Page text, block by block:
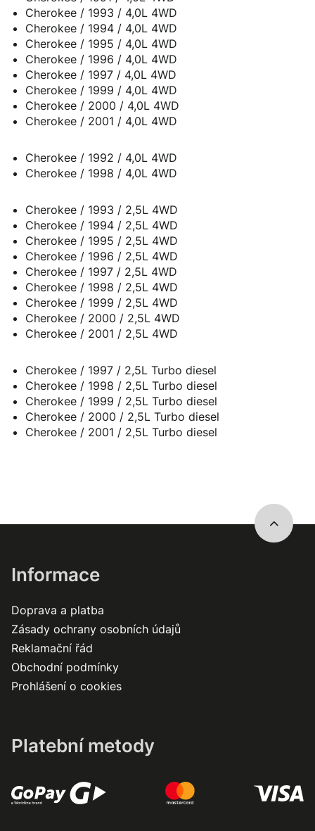
Cherokee / 1993 / 4,0L 4WD
Cherokee / 1994 / 4,0L 4WD
Cherokee / 1995 / 4,0L 4WD
Cherokee / 1996 / 4,0L 4WD
Cherokee / 1997 / 4,0L 4WD
Cherokee / 1999 / 4,0L 4WD
Cherokee / 2000 / 4,0L 4WD
Cherokee / 2001 / 4,0L 4WD
Cherokee / 1992 / 4,0L 4WD
Cherokee / 1998 / 4,0L 4WD
Cherokee / 1993 / 2,5L 4WD
Cherokee / 1994 / 2,5L 4WD
Cherokee / 1995 / 2,5L 4WD
Cherokee / 1996 / 2,5L 4WD
Cherokee / 1997 / 2,5L 4WD
Cherokee / 1998 / 2,5L 4WD
Cherokee / 1999 / 2,5L 4WD
Cherokee / 2000 / 2,5L 4WD
Cherokee / 2001 / 2,5L 4WD
Cherokee / 1997 / 2,5L Turbo diesel
Cherokee / 1998 / 2,5L Turbo diesel
Cherokee / 1999 / 2,5L Turbo diesel
Cherokee / 2000 / 2,5L Turbo diesel
Cherokee / 2001 / 2,5L Turbo diesel
Informace
Doprava a platba
Zásady ochrany osobních údajů
Reklamační řád
Obchodní podmínky
Prohlášení o cookies
Platební metody